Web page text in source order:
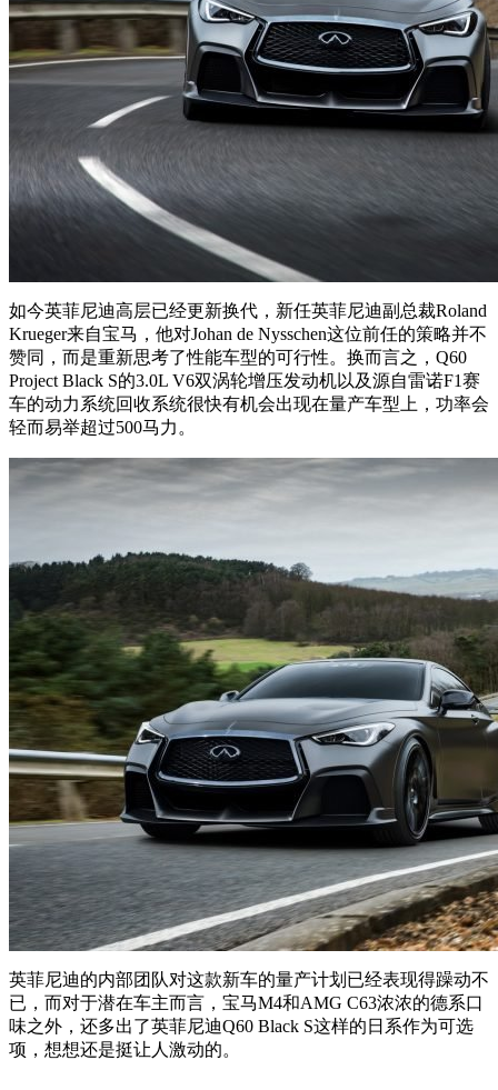
如今英菲尼迪高层已经更新换代，新任英菲尼迪副总裁Roland
Krueger来自宝马，他对Johan de Nysschen这位前任的策略并不
赞同，而是重新思考了性能车型的可行性。换而言之，Q60
Project Black S的3.0L V6双涡轮增压发动机以及源自雷诺F1赛
车的动力系统回收系统很快有机会出现在量产车型上，功率会
轻而易举超过500马力。
英菲尼迪的内部团队对这款新车的量产计划已经表现得躁动不
已，而对于潜在车主而言，宝马M4和AMG C63浓浓的德系口
味之外，还多出了英菲尼迪Q60 Black S这样的日系作为可选
项，想想还是挺让人激动的。